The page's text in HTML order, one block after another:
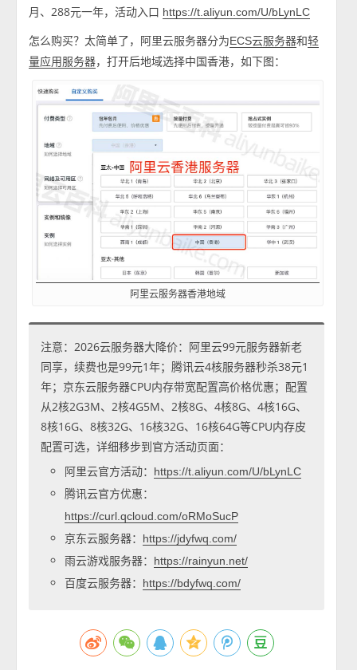
月、288元一年，活动入口 https://t.aliyun.com/U/bLynLC
怎么购买？太简单了，阿里云服务器分为ECS云服务器和轻
量应用服务器，打开后地域选择中国香港，如下图：
阿里云服务器香港地域
注意：2026云服务器大降价：阿里云99元服务器新老
同享，续费也是99元1年；腾讯云4核服务器秒杀38元1
年；京东云服务器CPU内存带宽配置高价格优惠；配置
从2核2G3M、2核4G5M、2核8G、4核8G、4核16G、
8核16G、8核32G、16核32G、16核64G等CPU内存皮
配置可选，详细移步到官方活动页面：
阿里云官方活动：
https://t.aliyun.com/U/bLynLC
腾讯云官方优惠：
https://curl.qcloud.com/oRMoSucP
京东云服务器： https://jdyfwq.com/
雨云游戏服务器： https://rainyun.net/
百度云服务器： https://bdyfwq.com/